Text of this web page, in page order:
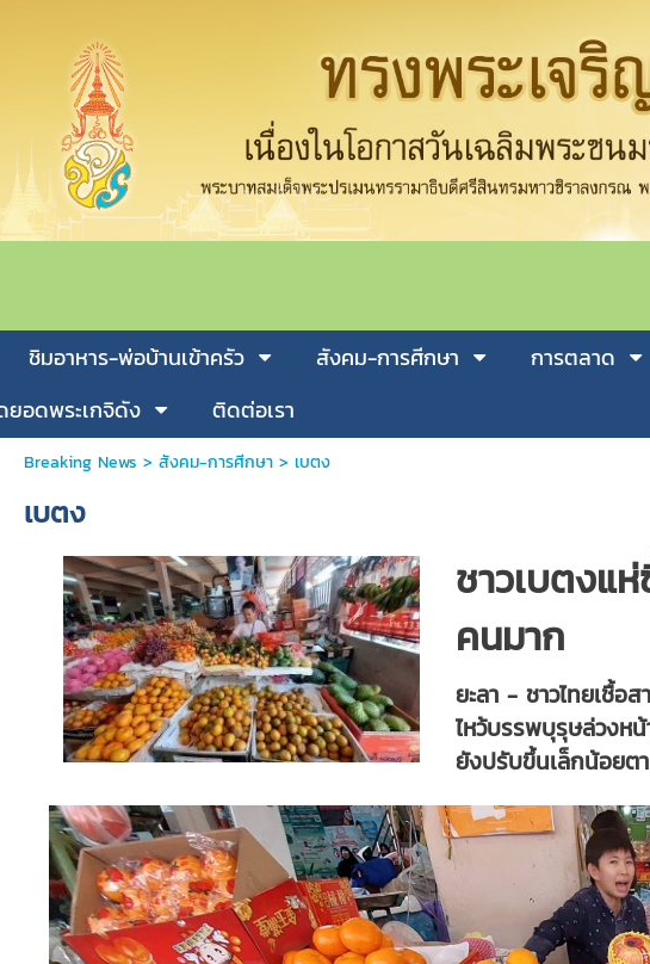
ชิมอาหาร-พ่อบ้านเข้าครัว สังคม-การศีกษา การตลาด
อดพระเกจิดัง ติดต่อเรา
Breaking News > สังคม-การศีกษา> เบตง
เบตง
ชาวเบตงแ
คนมาก
ยะลา - ชาวไทยเชื้อ
ไหว้บรรพบุรุษล่วงห
ยังปรับขึ้นเล็กน้อย